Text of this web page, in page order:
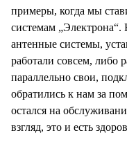
примеры, когда мы
системам
антенные системы,
работали совсем, либо
параллельно свои,
обратились к нам за
остался на
взгляд, это и есть